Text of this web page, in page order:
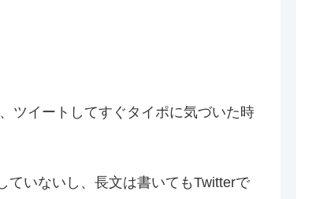
ツイートしてすぐタイポに気づいた時
いないし、長文は書いてもTwitterで